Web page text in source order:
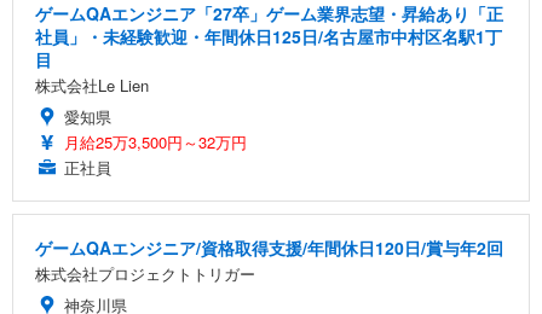
ゲームQAエンジニア「27卒」ゲーム業界志望・昇給あり「正
社員」・未経験歓迎・年間休日125日/名古屋市中村区名駅1丁
目
株式会社Le Lien
愛知県
月給25万3,500円～32万円
正社員
ゲームQAエンジニア/資格取得支援/年間休日120日/賞与年2回
株式会社プロジェクトトリガー
神奈川県